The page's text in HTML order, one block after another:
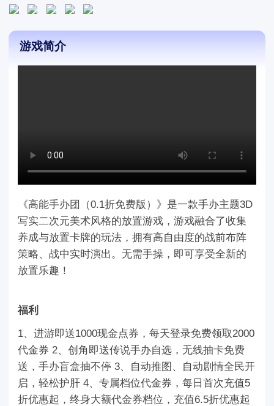
需手操 即可享受全新的放置乐趣！
游戏简介
《高能手办团（0.1折免费版）》是一款手办主题3D
写实二次元美术风格的放置游戏，游戏融合了收集
养成与放置卡牌的玩法，拥有高自由度的战前布阵
策略、战中实时演出。无需手操，即可享受全新的
放置乐趣！
福利
1、进游即送1000现金点券，每天登录免费领取2000
代金券 2、创角即送传说手办自选，无线抽卡免费
送，手办盲盒抽不停 3、自动推图、自动剧情全民开
启，轻松护肝 4、专属档位代金券，每日首次充值5
折优惠起，终身大额代金券档位，充值6.5折优惠起